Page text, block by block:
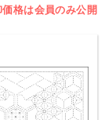
価格は会員のみ公開